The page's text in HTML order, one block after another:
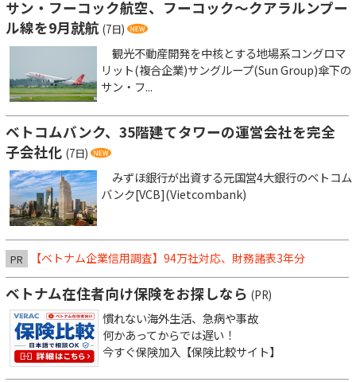
サン・フーコック航空、フーコック～クアラルンプー
ル線を9月就航 (7日)
観光不動産開発を中核とする地場系コングロマ
リット(複合企業)サングループ(Sun Group)傘下の
サン・フ...
ベトコムバンク、35階建てタワーの運営会社を完全
子会社化 (7日)
みずほ銀行が出資する元国営4大銀行のベトコム
バンク[VCB](Vietcombank)
PR 【ベトナム企業信用調査】94万社対応、財務諸表3年分
ベトナム在住者向け保険をお探しなら (PR)
慣れない海外生活、急病や事故
何かあってからでは遅い！
今すぐ保険加入【保険比較サイト】